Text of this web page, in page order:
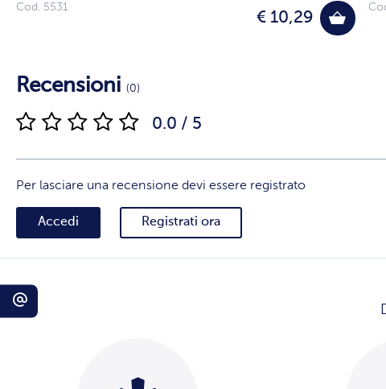
€ 10,29
Cod. 5531
Recensioni (0)
0.0 / 5
Per lasciare una recensione devi essere registrato
Accedi Registrati ora